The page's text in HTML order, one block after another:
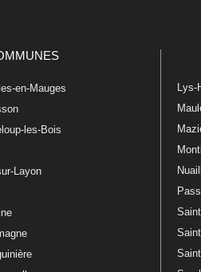
en-Mauges
les-Bois
Layon
Lys-